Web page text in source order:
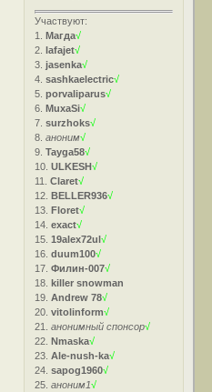
Участвуют:
1.Магда√
2.lafajet√
3.jasenka√
4.sashkaelectric√
5.porvaliparus√
6.MuxaSi√
7.surzhoks√
8.аноним√
9.Tayga58√
10.ULKESH√
11.Claret√
12.BELLER936√
13.Floret√
14.exact√
15.19alex72ul√
16.duum100√
17.Филин-007√
18.killer snowman
19.Andrew 78√
20.vitolinform√
21.анонимный спонсор√
22.Nmaska√
23.Ale-nush-ka√
24.sapog1960√
25.аноним1√